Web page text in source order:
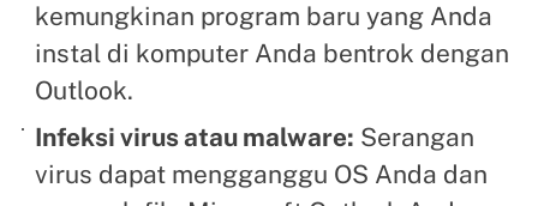
kemungkinan program baru yang Anda
instal di komputer Anda bentrok dengan
Outlook.
Infeksi virus atau malware: Serangan
virus dapat mengganggu OS Anda dan